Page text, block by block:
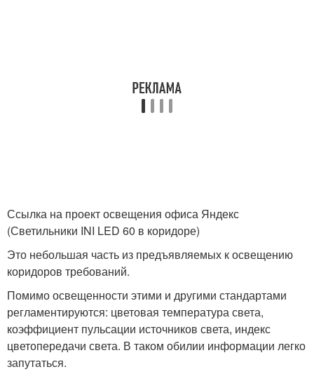
Ссылка на проект освещения офиса Яндекс
(Светильники INI LED 60 в коридоре)
Это небольшая часть из предъявляемых к освещению
коридоров требований.
Помимо освещенности этими и другими стандартами
регламентируются: цветовая температура света,
коэффициент пульсации источников света, индекс
цветопередачи света. В таком обилии информации легко
запутаться.